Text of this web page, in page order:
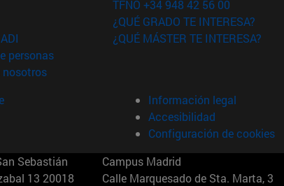
en nueva ventana)
en nueva ventana)
(abre en nueva ventana)
personas(abre en nueva ventana)
nosotros(abre en nueva ventana)
TFNO +34 948 42 56 00
¿QUÉ GRADO TE INTERESA?
¿QUÉ MÁSTER TE INTERESA?
Información legal
Accesibilidad
Configuración de cookies
Sebastián
13 20018
Campus Madrid
Calle Marquesado de Sta. Marta, 3